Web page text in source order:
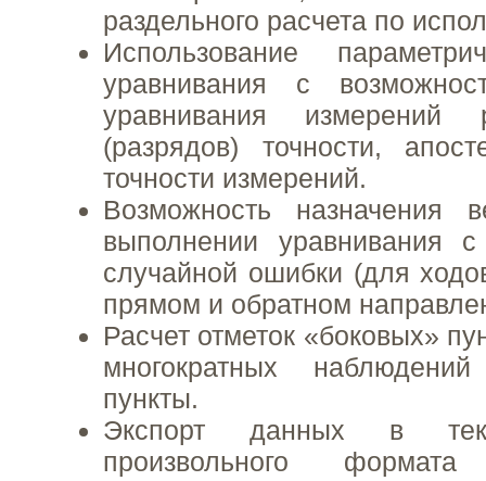
раздельного расчета по
Использование
уравнивания с
уравнивания измерений
(разрядов) точности,
точности измерений.
Возможность назначения
выполнении уравнивания
случайной ошибки (для
прямом и обратном
Расчет отметок «боковых»
многократных
пункты.
Экспорт данных в
произвольного